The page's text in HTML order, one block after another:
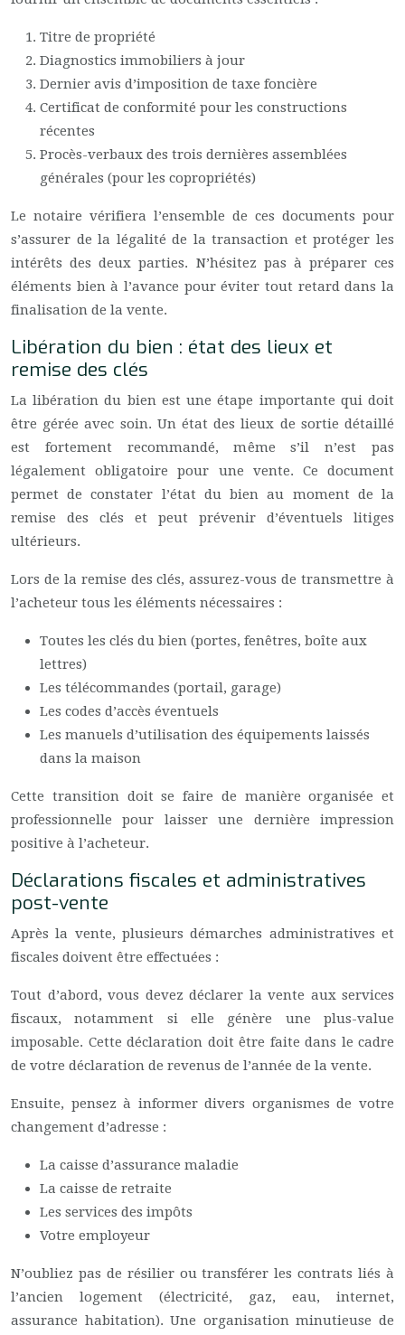
Titre de propriété
Diagnostics immobiliers à jour
Dernier avis d’imposition de taxe foncière
Certificat de conformité pour les constructions
récentes
Procès-verbaux des trois dernières assemblées
générales (pour les copropriétés)
Le notaire vérifiera l’ensemble de ces documents pour
s’assurer de la légalité de la transaction et protéger les
intérêts des deux parties. N’hésitez pas à préparer ces
éléments bien à l’avance pour éviter tout retard dans la
finalisation de la vente.
Libération du bien : état des lieux et
remise des clés
La libération du bien est une étape importante qui doit
être gérée avec soin. Un état des lieux de sortie détaillé
est fortement recommandé, même s’il n’est pas
légalement obligatoire pour une vente. Ce document
permet de constater l’état du bien au moment de la
remise des clés et peut prévenir d’éventuels litiges
ultérieurs.
Lors de la remise des clés, assurez-vous de transmettre à
l’acheteur tous les éléments nécessaires :
Toutes les clés du bien (portes, fenêtres, boîte aux
lettres)
Les télécommandes (portail, garage)
Les codes d’accès éventuels
Les manuels d’utilisation des équipements laissés
dans la maison
Cette transition doit se faire de manière organisée et
professionnelle pour laisser une dernière impression
positive à l’acheteur.
Déclarations fiscales et administratives
post-vente
Après la vente, plusieurs démarches administratives et
fiscales doivent être effectuées :
Tout d’abord, vous devez déclarer la vente aux services
fiscaux, notamment si elle génère une plus-value
imposable. Cette déclaration doit être faite dans le cadre
de votre déclaration de revenus de l’année de la vente.
Ensuite, pensez à informer divers organismes de votre
changement d’adresse :
La caisse d’assurance maladie
La caisse de retraite
Les services des impôts
Votre employeur
N’oubliez pas de résilier ou transférer les contrats liés à
l’ancien logement (électricité, gaz, eau, internet,
assurance habitation). Une organisation minutieuse de